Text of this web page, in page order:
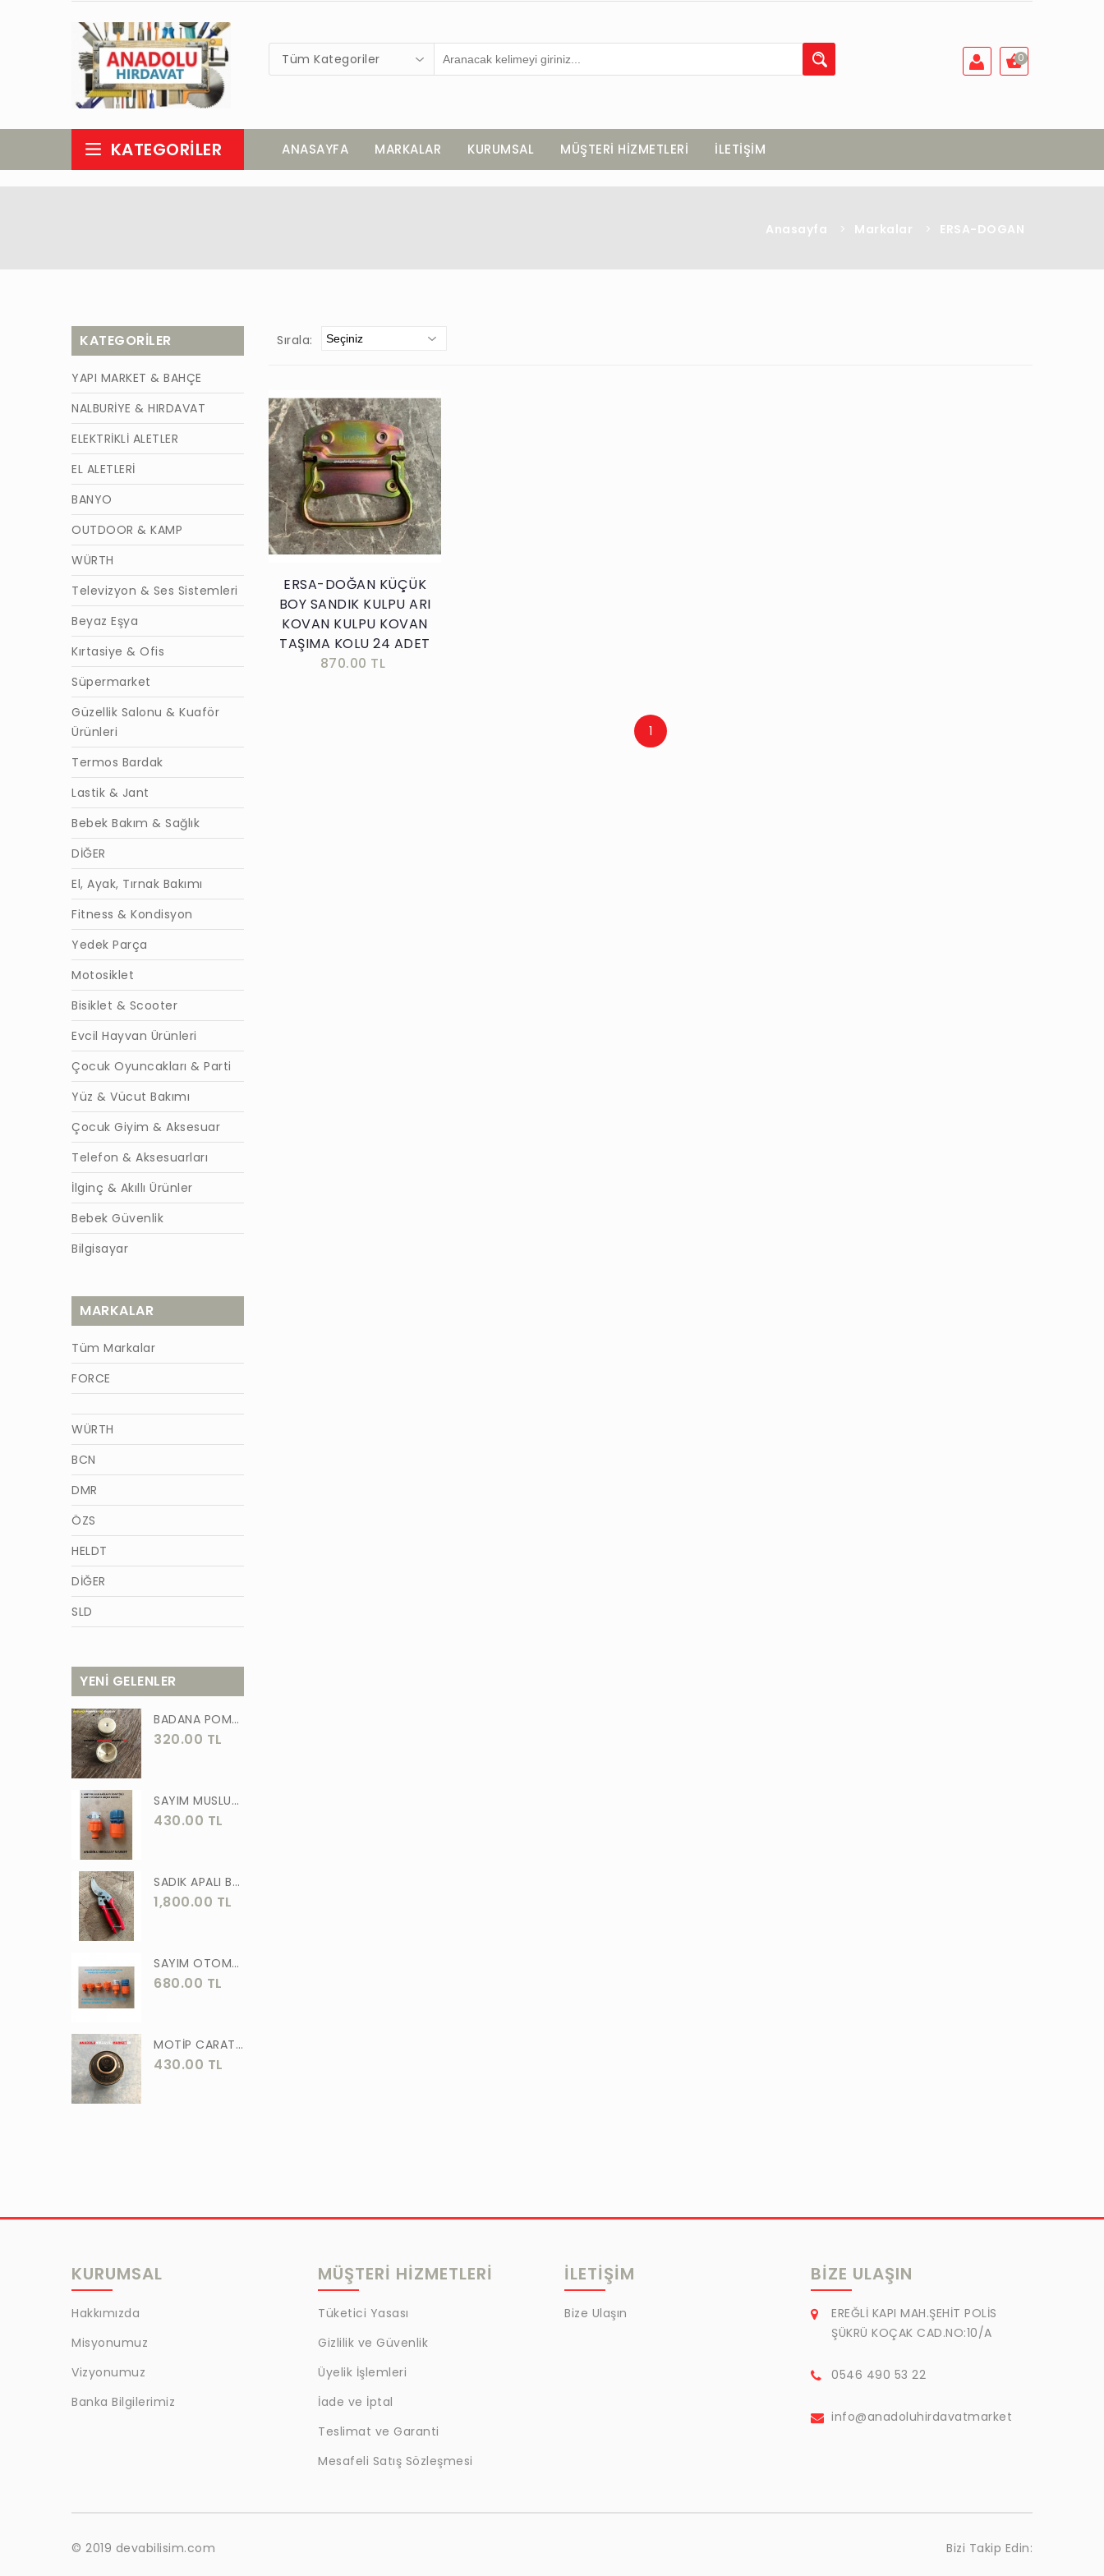
Tüm Kategoriler 0
KATEGORILER ANASAYFA MARKALAR KURUMSAL MÜŞTERİ HİZMETLERİ İLETİŞİM
Anasayfa > Markalar > ERSA-DOGAN
KATEGORILER
YAPI MARKET & BAHÇE
NALBURİYE & HIRDAVAT
ELEKTRİKLİ ALETLER
EL ALETLERİ
BANYO
OUTDOOR & KAMP
WÜRTH
Televizyon & Ses Sistemleri
Beyaz Eşya
Kırtasiye & Ofis
Süpermarket
Güzellik Salonu & Kuaför
Ürünleri
Termos Bardak
Lastik & Jant
Bebek Bakım & Sağlık
DİĞER
El, Ayak, Tırnak Bakımı
Fitness & Kondisyon
Yedek Parça
Motosiklet
Bisiklet & Scooter
Evcil Hayvan Ürünleri
Çocuk Oyuncakları & Parti
Yüz & Vücut Bakımı
Çocuk Giyim & Aksesuar
Telefon & Aksesuarları
İlginç & Akıllı Ürünler
Bebek Güvenlik
Bilgisayar
MARKALAR
Tüm Markalar
FORCE
WÜRTH
BCN
DMR
ÖZS
HELDT
DİĞER
SLD
TİĞON
WACKER
GÜNER
ÖRS
FORGED
ASLAN
MEŞEM
AKGÜN
MOTİP
STR
ERKUL
ÖZTUTAR
DEKOR
TUDOR
MRC
BİLKAT
BHD
EGM
MYCRAFT
WRT
BEST
YENİ GELENLER
BADANA POMPA UCU PİRİNÇ BADANA POMPASI YAYLI BAŞLIK UÇ 1 ADET
320.00 TL
SAYIM MUSLUK BAĞLANTI ADAPTÖRÜ VE OTOMATİK 2 Lİ SET ADAPTÖR
430.00 TL
SADIK APALI BAĞ BUDAMA MAKASI BİTKİ BUDAMA MAKASI EL YAPIMI
1,800.00 TL
SAYIM OTOMATİK MUSLUK VE BATARYA BAGLANTI ADAPTÖRÜ 6 PARÇA SET
680.00 TL
MOTİP CARAT 400 ML SPREY BOYA SİYAH GRİ ANTRASİT KOYU RENK 7016
430.00 TL
Sırala:
Sepete Ekle
ERSA-DOĞAN KÜÇÜK
BOY SANDIK KULPU ARI
KOVAN KULPU KOVAN
TAŞIMA KOLU 24 ADET
870.00 TL
1
KURUMSAL
Hakkımızda
Misyonumuz
Vizyonumuz
Banka Bilgilerimiz
MÜŞTERİ HİZMETLERİ
Tüketici Yasası
Gizlilik ve Güvenlik
Üyelik İşlemleri
İade ve İptal
Teslimat ve Garanti
Mesafeli Satış Sözleşmesi
İLETİŞİM
Bize Ulaşın
BIZE ULAŞIN
EREĞLİ KAPI MAH.ŞEHİT POLİS
ŞÜKRÜ KOÇAK CAD.NO:10/A
0546 490 53 22
info@anadoluhirdavatmarket
© 2019 devabilisim.com Bizi Takip Edin: